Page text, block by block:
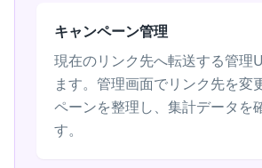
キャンペーン管理
現在のリンク先へ転送する管理
ます。管理画面でリンク先を変
ペーンを整理し、集計データを
す。